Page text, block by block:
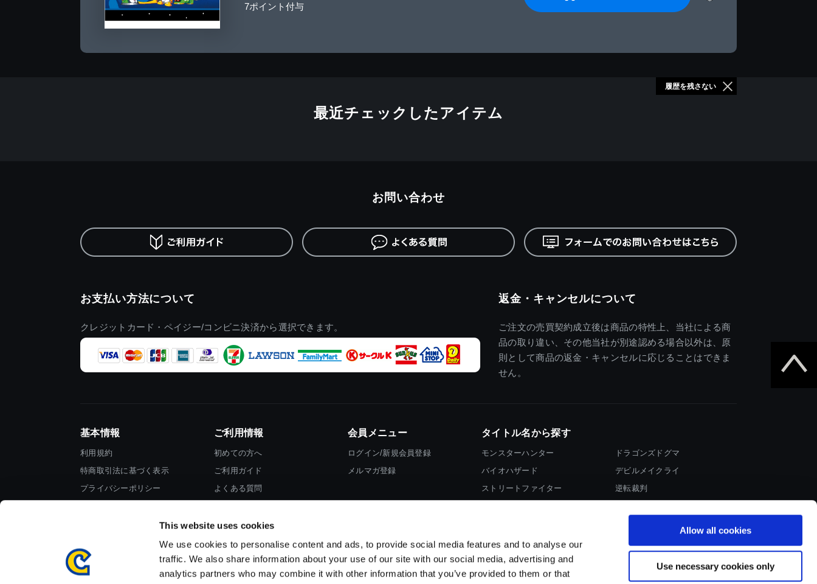
This website uses cookies
We use cookies to personalise content and ads, to provide social media features and to analyse our
traffic. We also share information about your use of our site with our social media, advertising and
analytics partners who may combine it with other information that you’ve provided to them or that
Allow all cookies
Use necessary cookies only
7ポイント付与
最近チェックしたアイテム
履歴を残さない
お支払い方法について
クレジットカード・ペイジー/コンビニ決済から選択できます。
返金・キャンセルについて
ご注文の売買契約成立後は商品の特性上、当社による商
品の取り違い、その他当社が別途認める場合以外は、原
則として商品の返金・キャンセルに応じることはできま
せん。
お問い合わせ
基本情報
利用規約
特商取引法に基づく表示
プライバシーポリシー
ご利用情報
初めての方へ
ご利用ガイド
よくある質問
会員メニュー
ログイン/新規会員登録
メルマガ登録
タイトル名から探す
モンスターハンター
バイオハザード
ストリートファイター
ドラゴンズドグマ
デビルメイクライ
逆転裁判